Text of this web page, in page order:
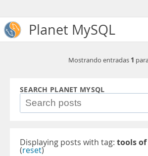
Planet MySQL
Mostrando entradas 1
SEARCH PLANET MYSQL
Displaying posts with tag: tools
(reset)